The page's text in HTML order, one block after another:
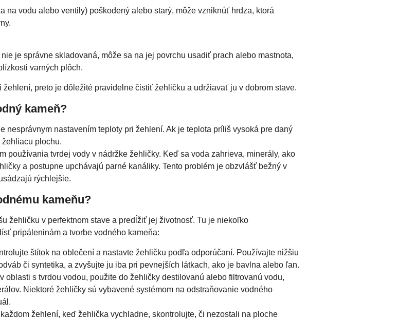
na vodu alebo ventily) poškodený alebo starý, môže vzniknúť hrdza, ktorá
je správne skladovaná, môže sa na jej povrchu usadiť prach alebo mastnota,
varných plôch.
preto je dôležité pravidelne čistiť žehličku a udržiavať ju v dobrom stave.
kameň?
nesprávnym nastavením teploty pri žehlení. Ak je teplota príliš vysoká pre daný
plochu.
používania tvrdej vody v nádržke žehličky. Keď sa voda zahrieva, minerály, ako
a postupne upchávajú parné kanáliky. Tento problém je obzvlášť bežný v
rýchlejšie.
kameňu?
žehličku v perfektnom stave a predĺžiť jej životnosť. Tu je niekoľko
pripáleninám a tvorbe vodného kameňa:
štítok na oblečení a nastavte žehličku podľa odporúčaní. Používajte nižšiu
či syntetika, a zvyšujte ju iba pri pevnejších látkach, ako je bavlna alebo ľan.
oblasti s tvrdou vodou, použite do žehličky destilovanú alebo filtrovanú vodu,
Niektoré žehličky sú vybavené systémom na odstraňovanie vodného
každom žehlení, keď žehlička vychladne, skontrolujte, či nezostali na ploche